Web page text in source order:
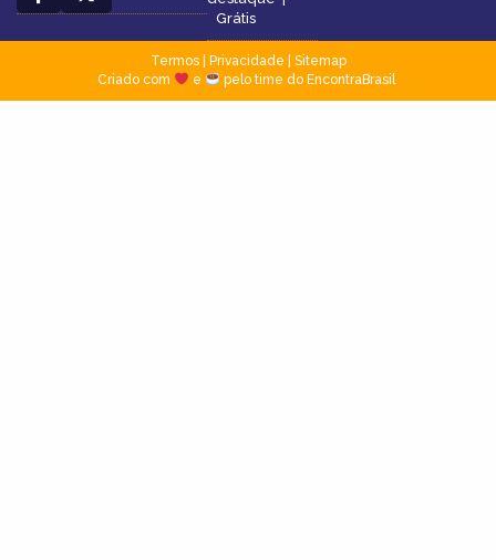
Grátis
Termos| Privacidade
Sitemap
Criado com
e pelo time do EncontraBrasil